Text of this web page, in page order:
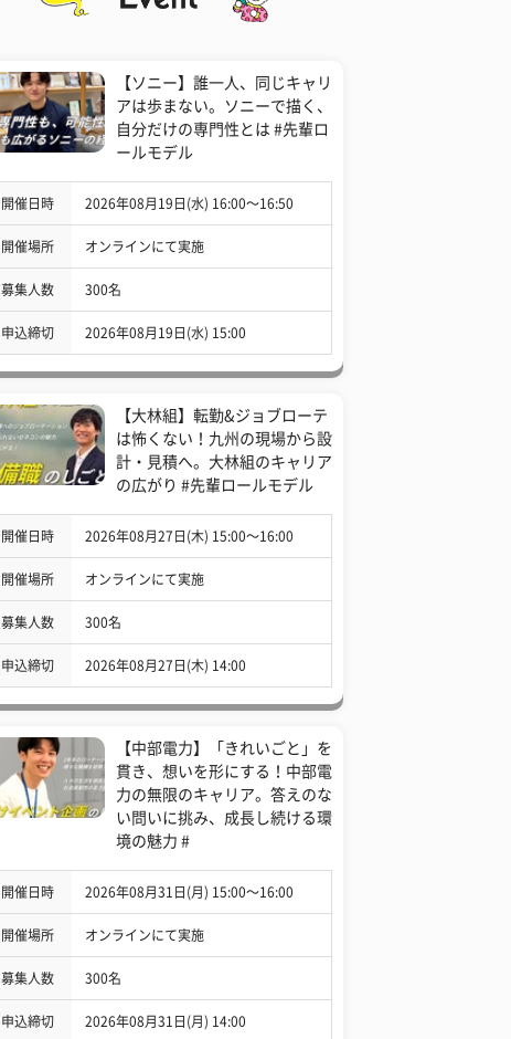
【ソニー】誰一人、同じキャリ
アは歩まない。ソニーで描く、
自分だけの専門性とは #先輩ロ
ールモデル
開催日時 2026年08月19日(水) 16:00〜16:50
開催場所 オンラインにて実施
募集人数 300名
申込締切 2026年08月19日(水) 15:00
【大林組】転勤&ジョブローテ
は怖くない！九州の現場から設
計・見積へ。大林組のキャリア
の広がり #先輩ロールモデル
開催日時 2026年08月27日(木) 15:00〜16:00
開催場所 オンラインにて実施
募集人数 300名
申込締切 2026年08月27日(木) 14:00
【中部電力】「きれいごと」を
貫き、想いを形にする！中部電
力の無限のキャリア。答えのな
い問いに挑み、成長し続ける環
境の魅力 #
開催日時 2026年08月31日(月) 15:00〜16:00
開催場所 オンラインにて実施
募集人数 300名
申込締切 2026年08月31日(月) 14:00